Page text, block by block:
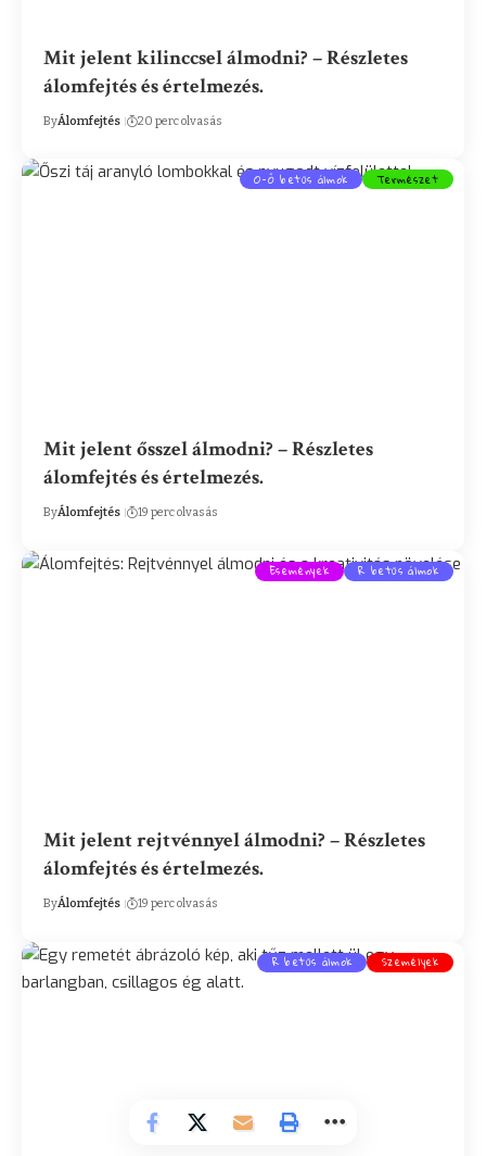
Mit jelent kilinccsel álmodni? – Részletes
álomfejtés és értelmezés.
ByÁlomfejtés 20 perc olvasás
O-Ő betűs álmok Természet
Mit jelent ősszel álmodni? – Részletes
álomfejtés és értelmezés.
ByÁlomfejtés 19 perc olvasás
Események R betűs álmok
Mit jelent rejtvénnyel álmodni? – Részletes
álomfejtés és értelmezés.
ByÁlomfejtés 19 perc olvasás
R betűs álmok Személyek